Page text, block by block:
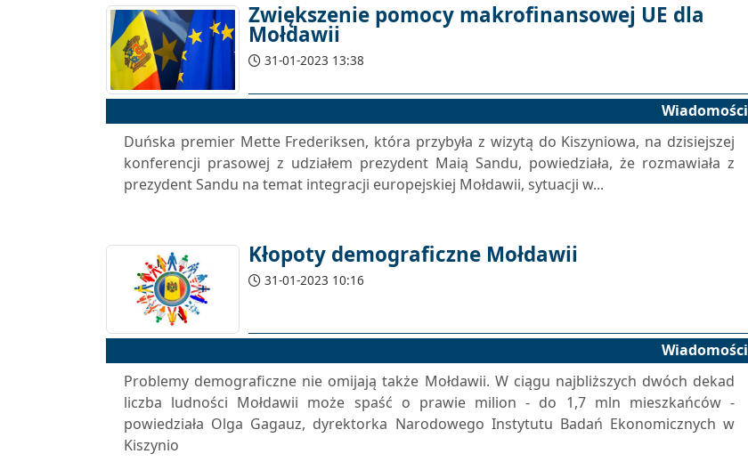
Zwiększenie pomocy makrofinansowej UE dla
Mołdawii
31-01-2023 13:38
Wiadomości
Duńska premier Mette Frederiksen, która przybyła z wizytą do Kiszyniowa, na dzisiejszej
konferencji prasowej z udziałem prezydent Maią Sandu, powiedziała, że ​​rozmawiała z
prezydent Sandu na temat integracji europejskiej Mołdawii, sytuacji w...
Kłopoty demograficzne Mołdawii
31-01-2023 10:16
Wiadomości
Problemy demograficzne nie omijają także Mołdawii. W ciągu najbliższych dwóch dekad
liczba ludności Mołdawii może spaść o prawie milion - do 1,7 mln mieszkańców -
powiedziała Olga Gagauz, dyrektorka Narodowego Instytutu Badań Ekonomicznych w
Kiszynio